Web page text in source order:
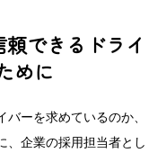
できるドライ
めに
ーを求めているのか、
、企業の採用担当者とし